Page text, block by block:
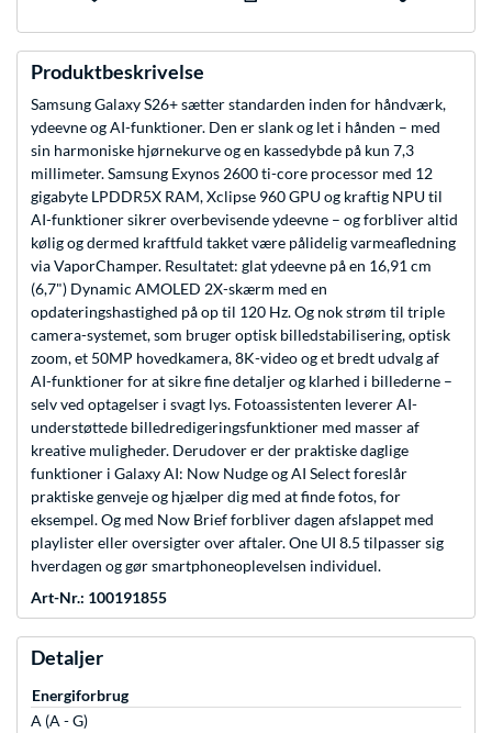
Produktbeskrivelse
Samsung Galaxy S26+ sætter standarden inden for håndværk,
ydeevne og AI-funktioner. Den er slank og let i hånden – med
sin harmoniske hjørnekurve og en kassedybde på kun 7,3
millimeter. Samsung Exynos 2600 ti-core processor med 12
gigabyte LPDDR5X RAM, Xclipse 960 GPU og kraftig NPU til
AI-funktioner sikrer overbevisende ydeevne – og forbliver altid
kølig og dermed kraftfuld takket være pålidelig varmeafledning
via VaporChamper. Resultatet: glat ydeevne på en 16,91 cm
(6,7") Dynamic AMOLED 2X-skærm med en
opdateringshastighed på op til 120 Hz. Og nok strøm til triple
camera-systemet, som bruger optisk billedstabilisering, optisk
zoom, et 50MP hovedkamera, 8K-video og et bredt udvalg af
AI-funktioner for at sikre fine detaljer og klarhed i billederne –
selv ved optagelser i svagt lys. Fotoassistenten leverer AI-
understøttede billedredigeringsfunktioner med masser af
kreative muligheder. Derudover er der praktiske daglige
funktioner i Galaxy AI: Now Nudge og AI Select foreslår
praktiske genveje og hjælper dig med at finde fotos, for
eksempel. Og med Now Brief forbliver dagen afslappet med
playlister eller oversigter over aftaler. One UI 8.5 tilpasser sig
hverdagen og gør smartphoneoplevelsen individuel.
Art-Nr.: 100191855
Detaljer
Energiforbrug
A (A - G)